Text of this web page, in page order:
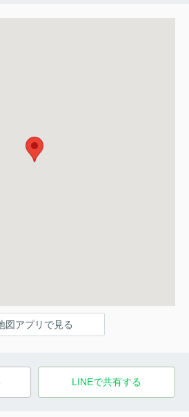
図アプリで見る
LINEで共有する